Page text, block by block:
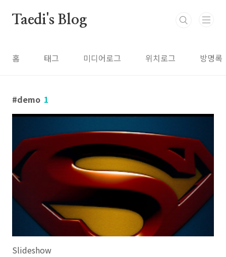
Taedi's Blog
홈 태그 미디어로그 위치로그 방명록
demo 1
Slideshow